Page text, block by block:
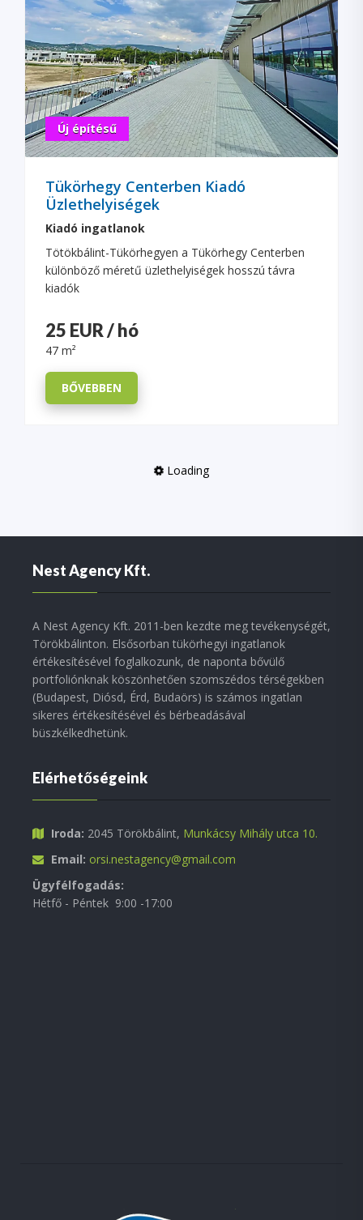
Új építésű
Tükörhegy Centerben Kiadó
Üzlethelyiségek
Kiadó ingatlanok
Tötökbálint-Tükörhegyen a Tükörhegy Centerben
különböző méretű üzlethelyiségek hosszú távra
kiadók
25 EUR / hó
47 m²
BŐVEBBEN
Loading
Nest Agency Kft.
A Nest Agency Kft. 2011-ben kezdte meg tevékenységét,
Törökbálinton. Elsősorban tükörhegyi ingatlanok
értékesítésével foglalkozunk, de naponta bővülő
portfoliónknak köszönhetően szomszédos térségekben
(Budapest, Diósd, Érd, Budaörs) is számos ingatlan
sikeres értékesítésével és bérbeadásával
büszkélkedhetünk.
Elérhetőségeink
Iroda: 2045 Törökbálint, Munkácsy Mihály utca 10.
Email: orsi.nestagency@gmail.com
Ügyfélfogadás:
Hétfő - Péntek 9:00 -17:00